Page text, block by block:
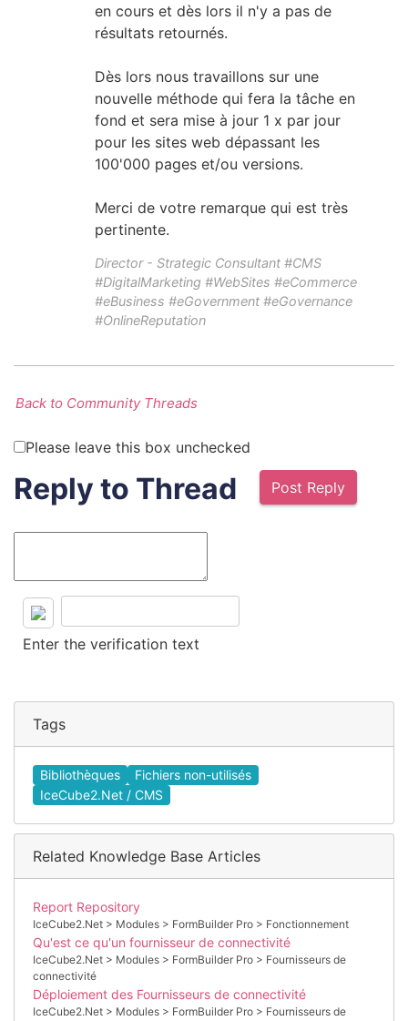
en cours et dès lors il n'y a pas de
résultats retournés.
Dès lors nous travaillons sur une
nouvelle méthode qui fera la tâche en
fond et sera mise à jour 1 x par jour
pour les sites web dépassant les
100'000 pages et/ou versions.
Merci de votre remarque qui est très
pertinente.
Director - Strategic Consultant #CMS
#DigitalMarketing #WebSites #eCommerce
#eBusiness #eGovernment #eGovernance
#OnlineReputation
Back to Community Threads
Please leave this box unchecked
Reply to Thread
Enter the verification text
Tags
Bibliothèques
Fichiers non-utilisés
IceCube2.Net / CMS
Related Knowledge Base Articles
Report Repository
IceCube2.Net > Modules > FormBuilder Pro > Fonctionnement
Qu'est ce qu'un fournisseur de connectivité
IceCube2.Net > Modules > FormBuilder Pro > Fournisseurs de
connectivité
Déploiement des Fournisseurs de connectivité
IceCube2.Net > Modules > FormBuilder Pro > Fournisseurs de